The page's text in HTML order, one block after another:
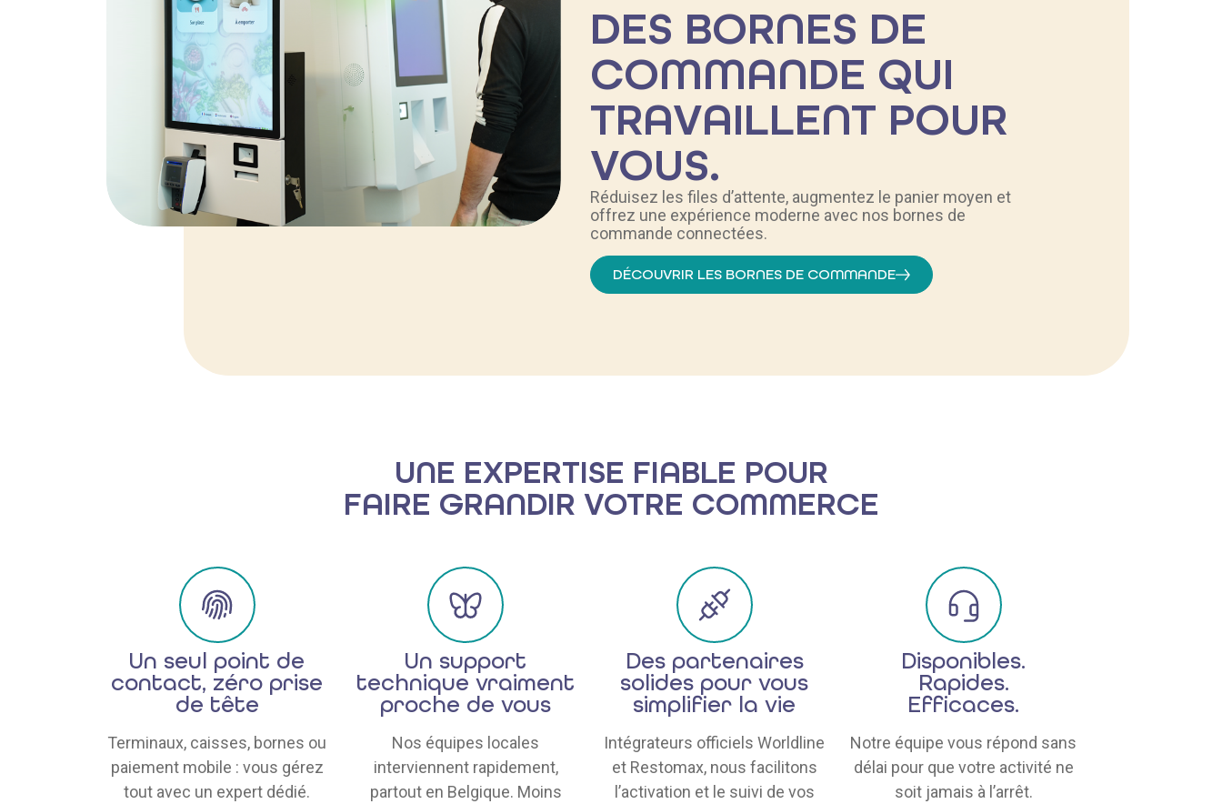
DES BORNES DE
COMMANDE QUI
TRAVAILLENT POUR
VOUS.
Réduisez les files d’attente, augmentez le panier moyen et
offrez une expérience moderne avec nos bornes de
commande connectées.
DÉCOUVRIR LES BORNES DE COMMANDE
UNE EXPERTISE FIABLE POUR
FAIRE GRANDIR VOTRE COMMERCE
Un seul point de
contact, zéro prise
de tête
Terminaux, caisses, bornes ou
paiement mobile : vous gérez
tout avec un expert dédié.
Un support
technique vraiment
proche de vous
Nos équipes locales
interviennent rapidement,
partout en Belgique. Moins
Des partenaires
solides pour vous
simplifier la vie
Intégrateurs officiels Worldline
et Restomax, nous facilitons
l’activation et le suivi de vos
Disponibles.
Rapides.
Efficaces.
Notre équipe vous répond sans
délai pour que votre activité ne
soit jamais à l’arrêt.